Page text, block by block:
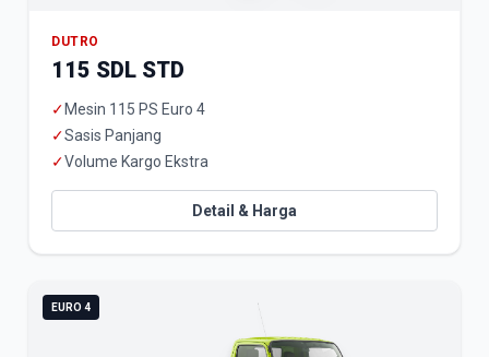
DUTRO
115 SDL STD
✓ Mesin 115 PS Euro 4
✓Sasis Panjang
✓Volume Kargo Ekstra
Detail & Harga
EURO 4